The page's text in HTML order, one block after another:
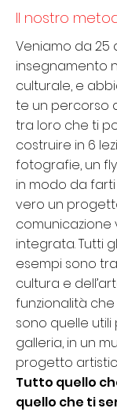
Il nostro
Veniamo da 25
insegnamento
culturale, e
te un percorso
tra loro che ti
costruire in 6
fotografie, un
in modo da
vero un
comunicazione
integrata. Tutti
esempi sono
cultura e
funzionalità
sono quelle
galleria, in un
progetto
Tutto quello
quello che ti